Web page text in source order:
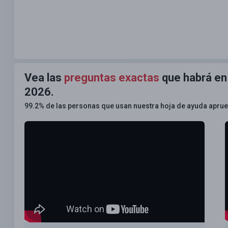
Vea las preguntas exactas que habrá
2026.
99.2% de las personas que usan nuestra hoja de ayuda